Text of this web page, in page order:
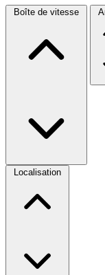
Boîte de vitesse
Localisation